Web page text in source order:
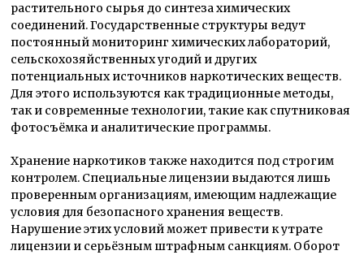
растительного сырья до синтеза химических
соединений. Государственные структуры ведут
постоянный мониторинг химических лабораторий,
сельскохозяйственных угодий и других
потенциальных источников наркотических веществ.
Для этого используются как традиционные методы,
так и современные технологии, такие как спутниковая
фотосъёмка и аналитические программы.
Хранение наркотиков также находится под строгим
контролем. Специальные лицензии выдаются лишь
проверенным организациям, имеющим надлежащие
условия для безопасного хранения веществ.
Нарушение этих условий может привести к утрате
лицензии и серьёзным штрафным санкциям. Оборот